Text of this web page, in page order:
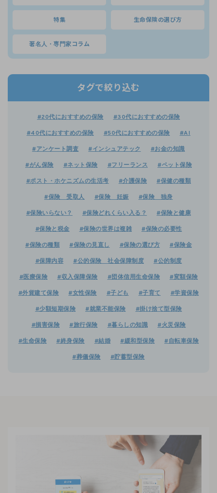
特集 生命保険の選び方
著名人・専門家コラム
タグで絞り込む
#20代におすすめの保険 #30代におすすめの保険
#40代におすすめの保険 #50代におすすめの保険 #AI
#アンケート調査 #インシュアテック #お金の知識
#がん保険 #ネット保険 #フリーランス #ペット保険
#ポスト・ホケニズムの生活考 #介護保険 #保健の種類
#保険 受取人 #保険 妊娠 #保険 独身
#保険いらない？ #保険どれくらい入る？ #保険と健康
#保険と税金 #保険の世界は複雑 #保険の必要性
#保険の種類 #保険の見直し #保険の選び方 #保険金
#保障内容 #公的保険 社会保障制度 #公的制度
#医療保険 #収入保障保険 #団体信用生命保険 #変額保険
#外貨建て保険 #女性保険 #子ども #子育て #学資保険
#少額短期保険 #就業不能保険 #掛け捨て型保険
#損害保険 #旅行保険 #暮らしの知識 #火災保険
#生命保険 #終身保険 #結婚 #緩和型保険 #自転車保険
#葬儀保険 #貯蓄型保険